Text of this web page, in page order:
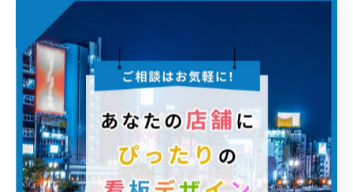
置した場合には撤去命令や罰則の対象となることがあり
ます。また、耐風圧や落下防止など、安全基準を満たす
設計・施工が求められる点にも注意が必要です。
許可申請や条件確認を怠ると、工事の遅延や追加費用の
発生につながるため、実務担当者は最新の法令や自治体
ルールを調査し、必要な手続きを計画的に進めることが
重要です。経験豊富な業者や専門家と連携し、リスク管
理を徹底しましょう。